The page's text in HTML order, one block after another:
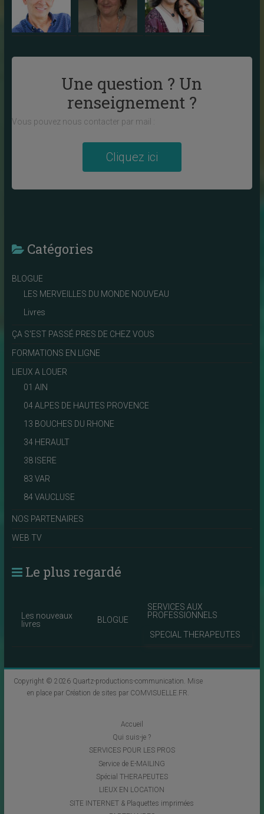
Une question ? Un
renseignement ?
Vous pouvez nous contacter par mail :
Cliquez ici
Catégories
BLOGUE
LES MERVEILLES DU MONDE NOUVEAU
Livres
ÇA S'EST PASSÉ PRES DE CHEZ VOUS
FORMATIONS EN LIGNE
LIEUX A LOUER
01 AIN
04 ALPES DE HAUTES PROVENCE
13 BOUCHES DU RHONE
34 HERAULT
38 ISERE
83 VAR
84 VAUCLUSE
NOS PARTENAIRES
WEB TV
Le plus regardé
Les nouveaux
livres
BLOGUE
SERVICES AUX
PROFESSIONNELS
SPECIAL THERAPEUTES
Copyright © 2026 Quartz-productions-communication. Mise
en place par Création de sites par COMVISUELLE.FR.
Accueil
Qui suis-je ?
SERVICES POUR LES PROS
Service de E-MAILING
Spécial THERAPEUTES
LIEUX EN LOCATION
SITE INTERNET & Plaquettes imprimées